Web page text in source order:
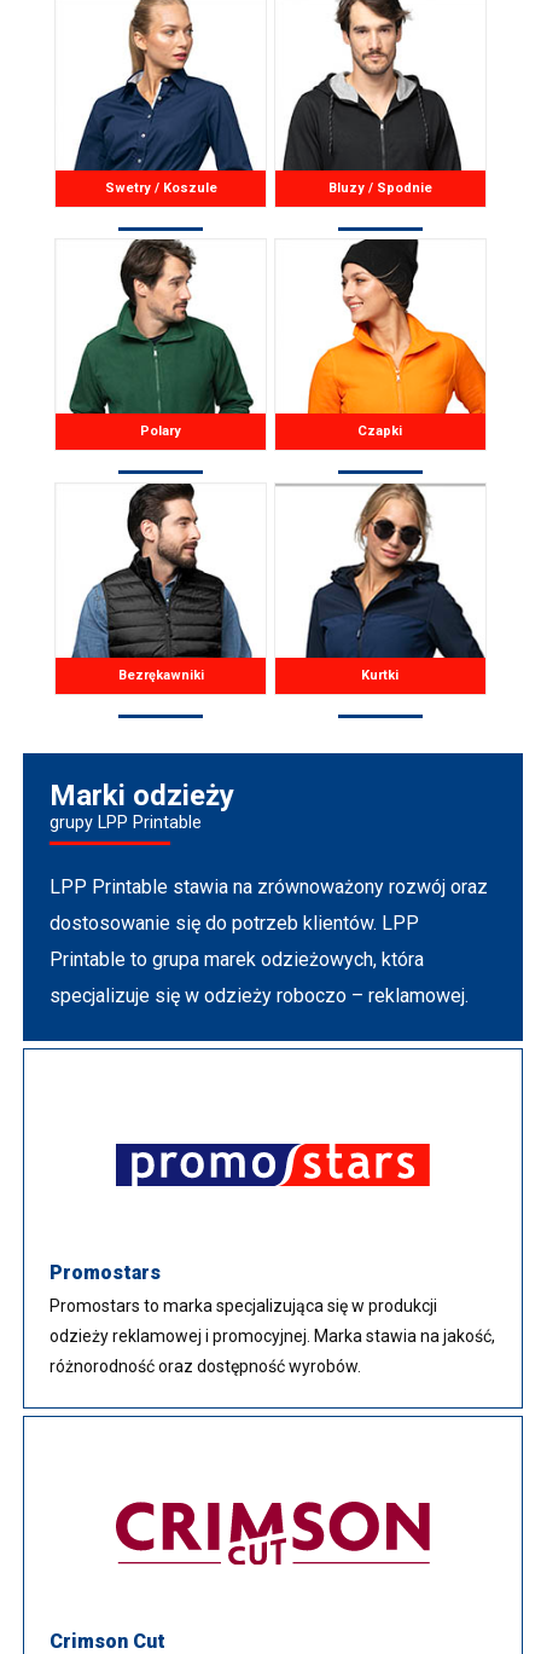
Swetry / Koszule Bluzy / Spodnie
Polary Czapki
Bezrękawniki Kurtki
Marki odzieży
grupy LPP Printable
LPP Printable stawia na zrównoważony rozwój oraz
dostosowanie się do potrzeb klientów. LPP
Printable to grupa marek odzieżowych, która
specjalizuje się w odzieży roboczo – reklamowej.
Promostars
Promostars to marka specjalizująca się w produkcji
odzieży reklamowej i promocyjnej. Marka stawia na jakość,
różnorodność oraz dostępność wyrobów.
Crimson Cut